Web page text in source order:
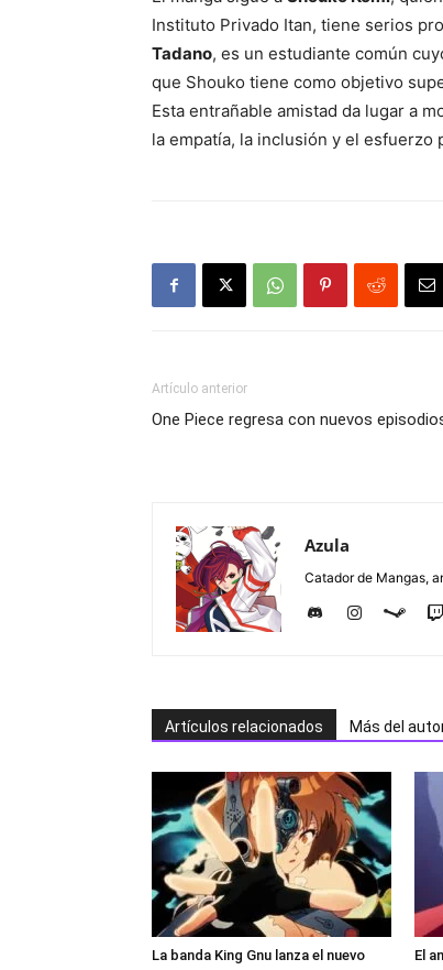
Instituto Privado Itan, tiene serios
Tadano, es un estudiante común
que Shouko tiene como objetivo
Esta entrañable amistad da lugar a
la empatía, la inclusión y el esfuerzo
Artículo anterior
One Piece regresa con nuevos
Azula
Catador de Mangas,
Artículos relacionados Más del
La banda King Gnu lanza el nuevo
El